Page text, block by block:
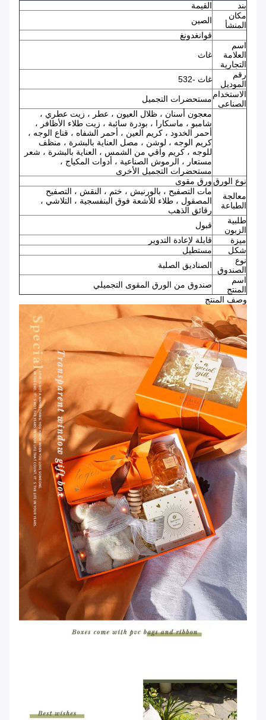
بند
القيمة
مكان
المنشأ
الصين
قوانغدونغ
اسم
العلامة
التجارية
غاث
رقم
الموديل
غاث -532
الاستخدام
الصناعى
مستحضرات التجميل
معجون أسنان ، ظلال العيون ، عطر ، زيت عطري ،
شامبو ، ماسكارا ، بودرة سائبة ، زيت طلاء الأظافر ،
أحمر الخدود ، كريم العين ، أحمر الشفاه ، قناع الوجه ،
كريم الوجه ، لوشن ، مصل العناية بالبشرة ، منظف
للوجه ، كريم واقي من الشمس ، العناية بالبشرة ، شعر
مستعار ، الرموش الصناعية ، أدوات المكياج ،
مستحضرات التجميل الأخرى
نوع الورقورق مقوى
معالجة
الطباعة
مات التصفيح ، بالورنيش ، ختم ، النقش ، التصفيح
المصقول ، طلاء للأشعة فوق البنفسجية ، التلاشي ،
رقائق الذهب
طلبية
الزبون
قبول
ميزة
قابلة لإعادة التدوير
شكل
مستطيل
نوع
الصندوق
الصناديق الصلبة
اسم
المنتج
صندوق من الورق المقوى التجميلي
وصف المنتج